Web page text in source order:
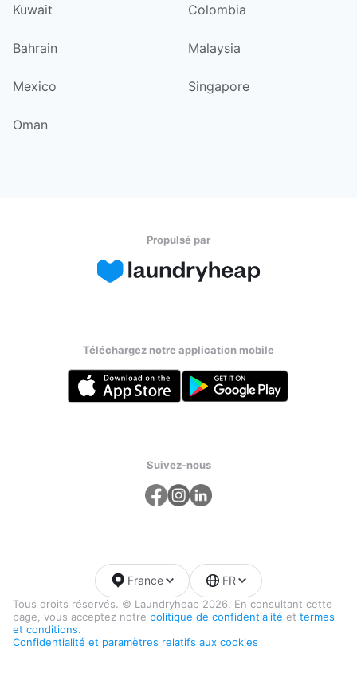
Kuwait Colombia
Bahrain Malaysia
Mexico Singapore
Oman
Propulsé par
Téléchargez notre application mobile
Suivez-nous
Tous droits réservés. © Laundryheap 2026. En consultant cette
page, vous acceptez notre politique de confidentialité et termes
et conditions.
Confidentialité et paramètres relatifs aux cookies
France FR